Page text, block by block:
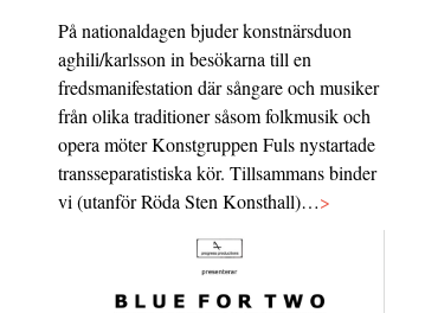
På nationaldagen bjuder konstnärsduon
aghili/karlsson in besökarna till en
fredsmanifestation där sångare och musiker
från olika traditioner såsom folkmusik och
opera möter Konstgruppen Fuls nystartade
transseparatistiska kör. Tillsammans binder
vi (utanför Röda Sten Konsthall)…>